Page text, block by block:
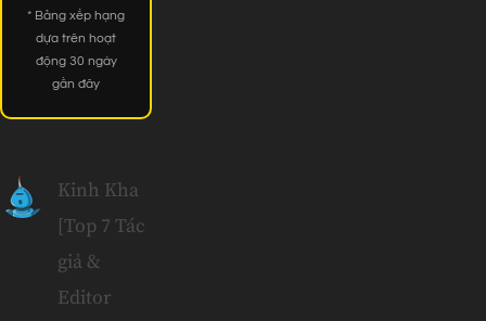
* Bảng xếp hạng
dựa trên hoạt
động 30 ngày
gần đây
Kinh Kha
[Top 7 Tác
giả &
Editor